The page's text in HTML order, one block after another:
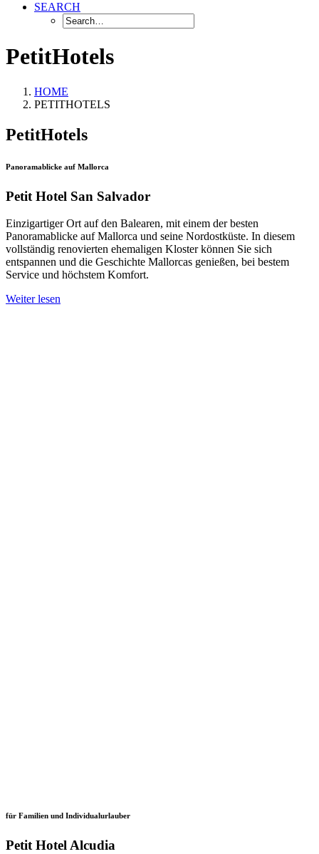
SEARCH
PetitHotels
HOME
PETITHOTELS
PetitHotels
Panoramablicke auf Mallorca
Petit Hotel San Salvador
Einzigartiger Ort auf den Balearen, mit einem der besten
Panoramablicke auf Mallorca und seine Nordostküste. In diesem
vollständig renovierten ehemaligen Kloster können Sie sich
entspannen und die Geschichte Mallorcas genießen, bei bestem
Service und höchstem Komfort.
Weiter lesen
für Familien und Individualurlauber
Petit Hotel Alcudia